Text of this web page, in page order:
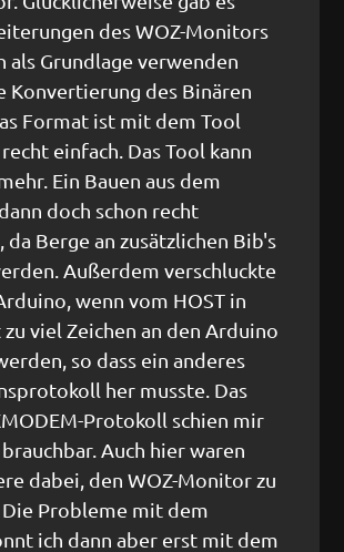
des WOZ-Monitors
als Grundlage verwenden
Konvertierung des Binären
Format ist mit dem Tool
einfach. Das Tool kann
Ein Bauen aus dem
doch schon recht
da Berge an zusätzlichen Bib's
Außerdem verschluckte
wenn vom HOST in
viel Zeichen an den Arduino
so dass ein anderes
her musste. Das
Protokoll schien mir
Auch hier waren
dabei, den WOZ-Monitor zu
Probleme mit dem
ich dann aber erst mit dem